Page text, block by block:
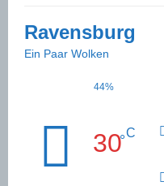
Ravensburg
Ein Paar Wolken
44%
30°C